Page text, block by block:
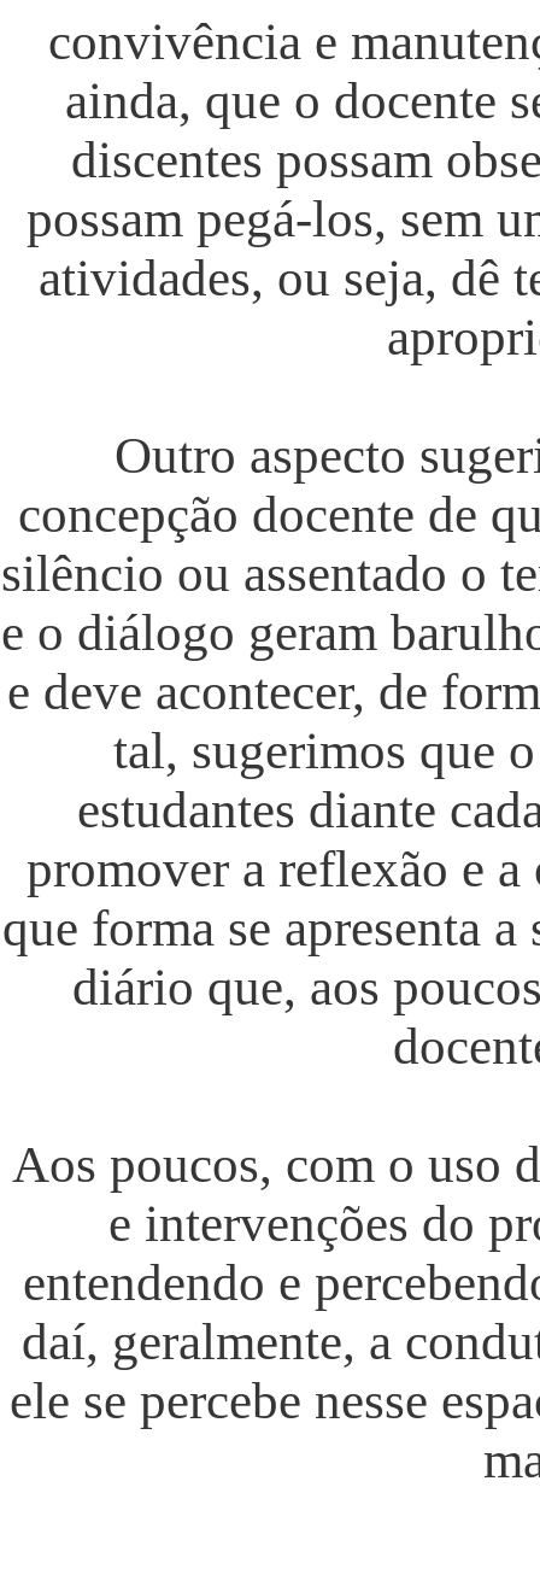
convivência e
ainda, que o docente
discentes possam
possam pegá-los, sem
atividades, ou seja, dê
Outro aspecto
concepção docente de
silêncio ou assentado o
e o diálogo geram
e deve acontecer, de
tal, sugerimos que
estudantes diante
promover a reflexão e a
que forma se apresenta
diário que, aos
Aos poucos, com o uso
e intervenções do
entendendo e
daí, geralmente, a
ele se percebe nesse